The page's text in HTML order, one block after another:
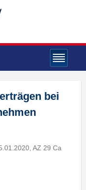
bei
AZ 29 Ca